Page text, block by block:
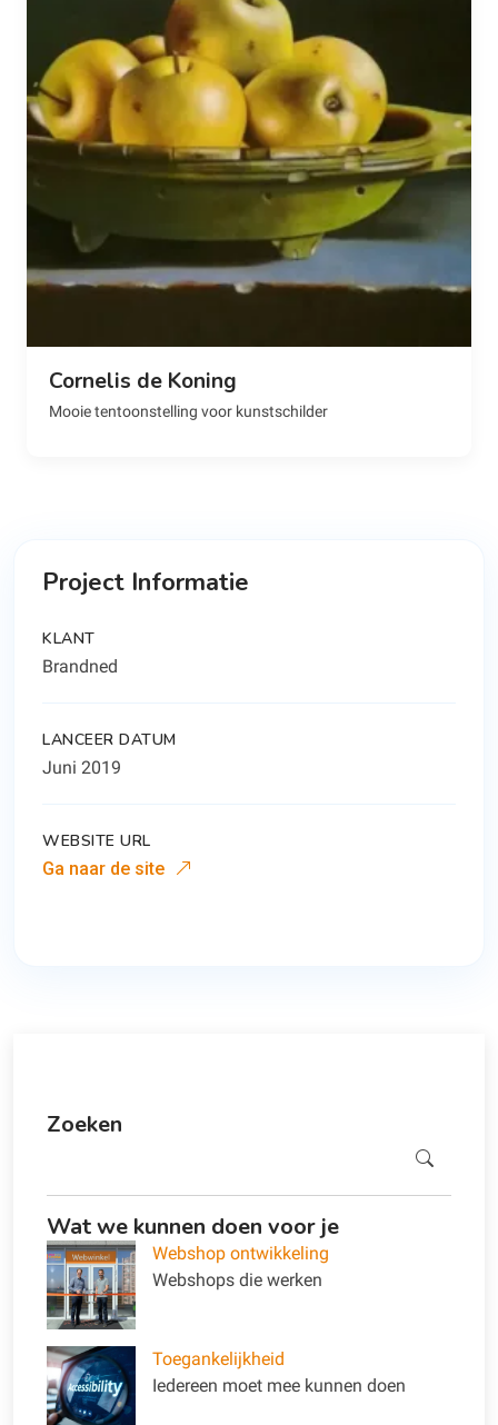
Cornelis de Koning
Mooie tentoonstelling voor kunstschilder
Project Informatie
KLANT
Brandned
LANCEER DATUM
Juni 2019
WEBSITE URL
Ga naar de site
Zoeken
Wat we kunnen doen voor je
Webshop ontwikkeling
Webshops die werken
Toegankelijkheid
Iedereen moet mee kunnen doen